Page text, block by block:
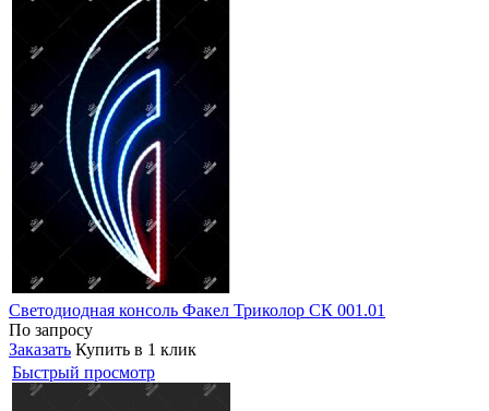
Светодиодная консоль Факел Триколор СК 001.01
По запросу
Заказать Купить в 1 клик
Быстрый просмотр